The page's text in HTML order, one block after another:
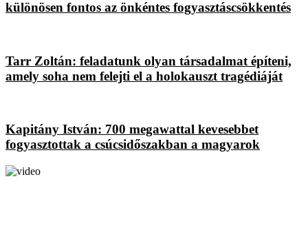
különösen fontos az önkéntes fogyasztáscsökkentés
Tarr Zoltán: feladatunk olyan társadalmat építeni,
amely soha nem felejti el a holokauszt tragédiáját
Kapitány István: 700 megawattal kevesebbet
fogyasztottak a csúcsidőszakban a magyarok